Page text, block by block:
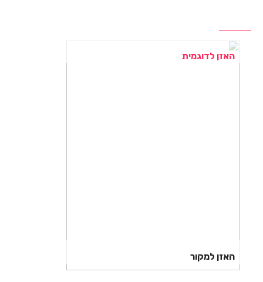
האזן לדוגמית
האזן למקור